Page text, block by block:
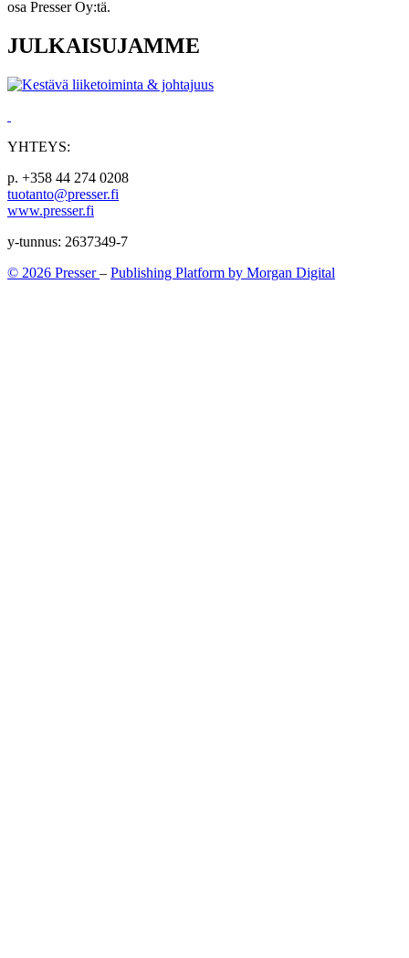
osa Presser Oy:tä.
JULKAISUJAMME
YHTEYS:
p. +358 44 274 0208
tuotanto@presser.fi
www.presser.fi
y-tunnus: 2637349-7
© 2026 Presser– Publishing Platform by Morgan Digital